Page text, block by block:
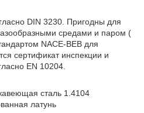
DIN 3230. Пригодны для
средами и паром (
NACE-BEB для
сертификат инспекции и
EN 10204.
сталь 1.4104
латунь